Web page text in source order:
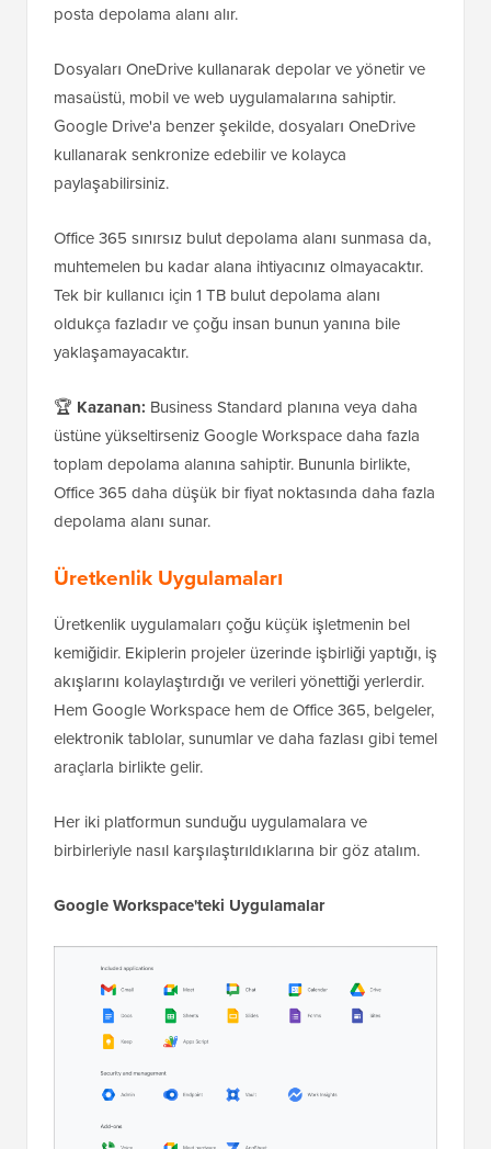
posta depolama alanı alır.
Dosyaları OneDrive kullanarak depolar ve yönetir ve
masaüstü, mobil ve web uygulamalarına sahiptir.
Google Drive'a benzer şekilde, dosyaları OneDrive
kullanarak senkronize edebilir ve kolayca
paylaşabilirsiniz.
Office 365 sınırsız bulut depolama alanı sunmasa da,
muhtemelen bu kadar alana ihtiyacınız olmayacaktır.
Tek bir kullanıcı için 1 TB bulut depolama alanı
oldukça fazladır ve çoğu insan bunun yanına bile
yaklaşamayacaktır.
🏆 Kazanan: Business Standard planına veya daha
üstüne yükseltirseniz Google Workspace daha fazla
toplam depolama alanına sahiptir. Bununla birlikte,
Office 365 daha düşük bir fiyat noktasında daha fazla
depolama alanı sunar.
Üretkenlik Uygulamaları
Üretkenlik uygulamaları çoğu küçük işletmenin bel
kemiğidir. Ekiplerin projeler üzerinde işbirliği yaptığı, iş
akışlarını kolaylaştırdığı ve verileri yönettiği yerlerdir.
Hem Google Workspace hem de Office 365, belgeler,
elektronik tablolar, sunumlar ve daha fazlası gibi temel
araçlarla birlikte gelir.
Her iki platformun sunduğu uygulamalara ve
birbirleriyle nasıl karşılaştırıldıklarına bir göz atalım.
Google Workspace'teki Uygulamalar